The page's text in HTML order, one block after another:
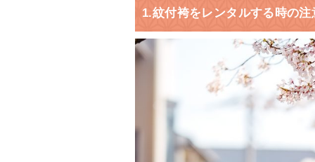
1.紋付袴をレンタルする時の注